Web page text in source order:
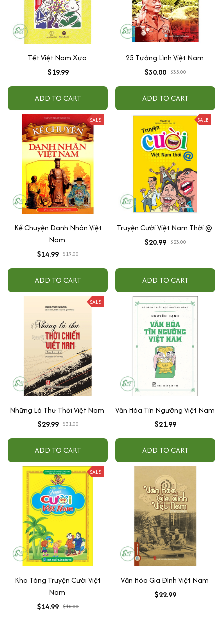
Tết Việt Nam Xưa
$19.99
ADD TO CART
25 Tướng Lĩnh Việt Nam
$30.00 $35.00
ADD TO CART
SALE
Kể Chuyện Danh Nhân Việt
Nam
$14.99 $19.00
ADD TO CART
SALE
Truyện Cười Việt Nam Thời @
$20.99 $23.00
ADD TO CART
SALE
Những Lá Thư Thời Việt Nam
$29.99 $31.00
ADD TO CART
Văn Hóa Tín Ngưỡng Việt Nam
$21.99
ADD TO CART
SALE
Kho Tàng Truyện Cười Việt
Nam
$14.99 $18.00
Văn Hóa Gia Đình Việt Nam
$22.99